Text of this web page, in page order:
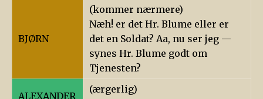
BJØRN
(kommer nærmere)
Næh! er det Hr. Blume eller er
det en Soldat? Aa, nu ser jeg —
synes Hr. Blume godt om
Tjenesten?
ALEXANDER
(ærgerlig)